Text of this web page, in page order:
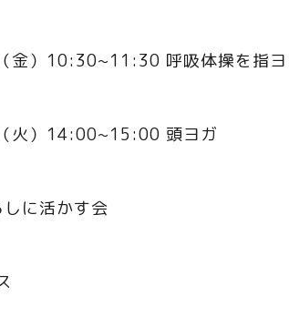
金）10:30~11:30 呼吸体操を指ヨ
火）14:00~15:00 頭ヨガ
しに活かす会